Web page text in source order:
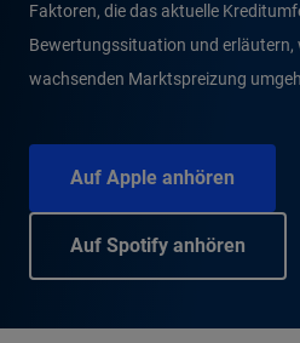
Faktoren, die das aktuelle
Bewertungssituation und erläutern,
wachsenden Marktspreizung
Auf Apple anhören
Auf Spotify anhören